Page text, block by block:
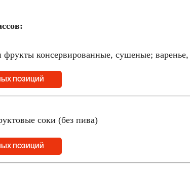
консервированные, сушеные;
ПОЗИЦИЙ
соки (без пива)
ПОЗИЦИЙ